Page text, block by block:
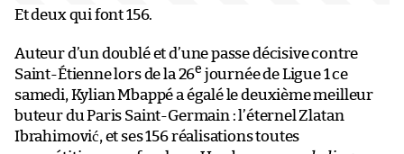
Et deux qui font 156.
Auteur d’un doublé et d’une passe décisive contre
Saint-Étienne lors de la 26e journée de Ligue 1 ce
samedi, Kylian Mbappé a égalé le deuxième meilleur
buteur du Paris Saint-Germain : l’éternel Zlatan
Ibrahimović, et ses 156 réalisations toutes